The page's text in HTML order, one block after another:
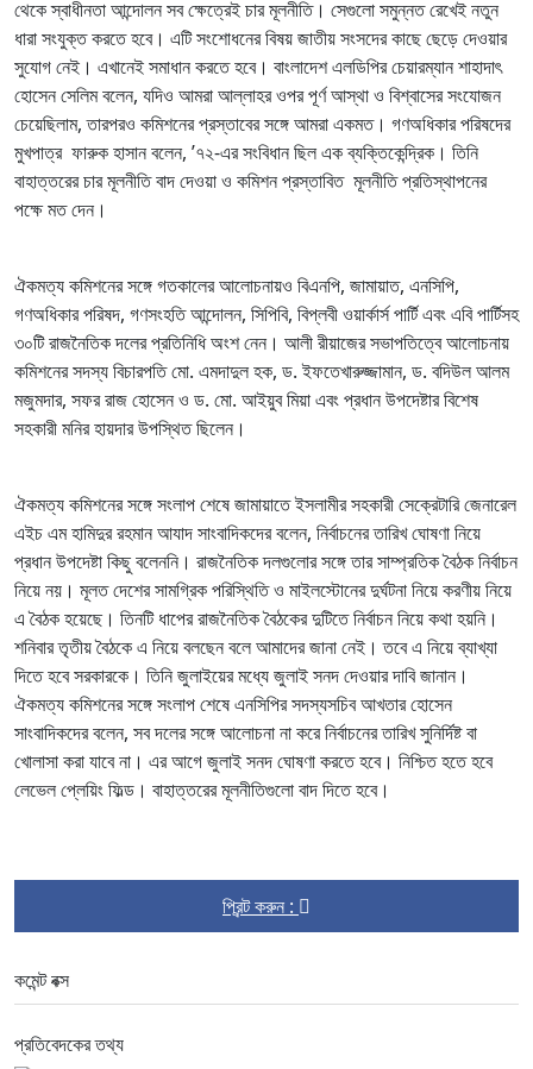
থেকে স্বাধীনতা আন্দোলন সব ক্ষেত্রেই চার মূলনীতি। সেগুলো সমুন্নত রেখেই নতুন
ধারা সংযুক্ত করতে হবে। এটি সংশোধনের বিষয় জাতীয় সংসদের কাছে ছেড়ে দেওয়ার
সুযোগ নেই। এখানেই সমাধান করতে হবে। বাংলাদেশ এলডিপির চেয়ারম্যান শাহাদাৎ
হোসেন সেলিম বলেন, যদিও আমরা আল্লাহর ওপর পূর্ণ আস্থা ও বিশ্বাসের সংযোজন
চেয়েছিলাম, তারপরও কমিশনের প্রস্তাবের সঙ্গে আমরা একমত। গণঅধিকার পরিষদের
মুখপাত্র ফারুক হাসান বলেন, ’৭২-এর সংবিধান ছিল এক ব্যক্তিকেন্দ্রিক। তিনি
বাহাত্তরের চার মূলনীতি বাদ দেওয়া ও কমিশন প্রস্তাবিত মূলনীতি প্রতিস্থাপনের
পক্ষে মত দেন।
ঐকমত্য কমিশনের সঙ্গে গতকালের আলোচনায়ও বিএনপি, জামায়াত, এনসিপি,
গণঅধিকার পরিষদ, গণসংহতি আন্দোলন, সিপিবি, বিপ্লবী ওয়ার্কার্স পার্টি এবং এবি পার্টিসহ
৩০টি রাজনৈতিক দলের প্রতিনিধি অংশ নেন। আলী রীয়াজের সভাপতিত্বে আলোচনায়
কমিশনের সদস্য বিচারপতি মো. এমদাদুল হক, ড. ইফতেখারুজ্জামান, ড. বদিউল আলম
মজুমদার, সফর রাজ হোসেন ও ড. মো. আইয়ুব মিয়া এবং প্রধান উপদেষ্টার বিশেষ
সহকারী মনির হায়দার উপস্থিত ছিলেন।
ঐকমত্য কমিশনের সঙ্গে সংলাপ শেষে জামায়াতে ইসলামীর সহকারী সেক্রেটারি জেনারেল
এইচ এম হামিদুর রহমান আযাদ সাংবাদিকদের বলেন, নির্বাচনের তারিখ ঘোষণা নিয়ে
প্রধান উপদেষ্টা কিছু বলেননি। রাজনৈতিক দলগুলোর সঙ্গে তার সাম্প্রতিক বৈঠক নির্বাচন
নিয়ে নয়। মূলত দেশের সামগ্রিক পরিস্থিতি ও মাইলস্টোনের দুর্ঘটনা নিয়ে করণীয় নিয়ে
এ বৈঠক হয়েছে। তিনটি ধাপের রাজনৈতিক বৈঠকের দুটিতে নির্বাচন নিয়ে কথা হয়নি।
শনিবার তৃতীয় বৈঠকে এ নিয়ে বলছেন বলে আমাদের জানা নেই। তবে এ নিয়ে ব্যাখ্যা
দিতে হবে সরকারকে। তিনি জুলাইয়ের মধ্যে জুলাই সনদ দেওয়ার দাবি জানান।
ঐকমত্য কমিশনের সঙ্গে সংলাপ শেষে এনসিপির সদস্যসচিব আখতার হোসেন
সাংবাদিকদের বলেন, সব দলের সঙ্গে আলোচনা না করে নির্বাচনের তারিখ সুনির্দিষ্ট বা
খোলাসা করা যাবে না। এর আগে জুলাই সনদ ঘোষণা করতে হবে। নিশ্চিত হতে হবে
লেভেল প্লেয়িং ফিল্ড। বাহাত্তরের মূলনীতিগুলো বাদ দিতে হবে।
প্রিন্ট করুন :
কমেন্ট বক্স
প্রতিবেদকের তথ্য